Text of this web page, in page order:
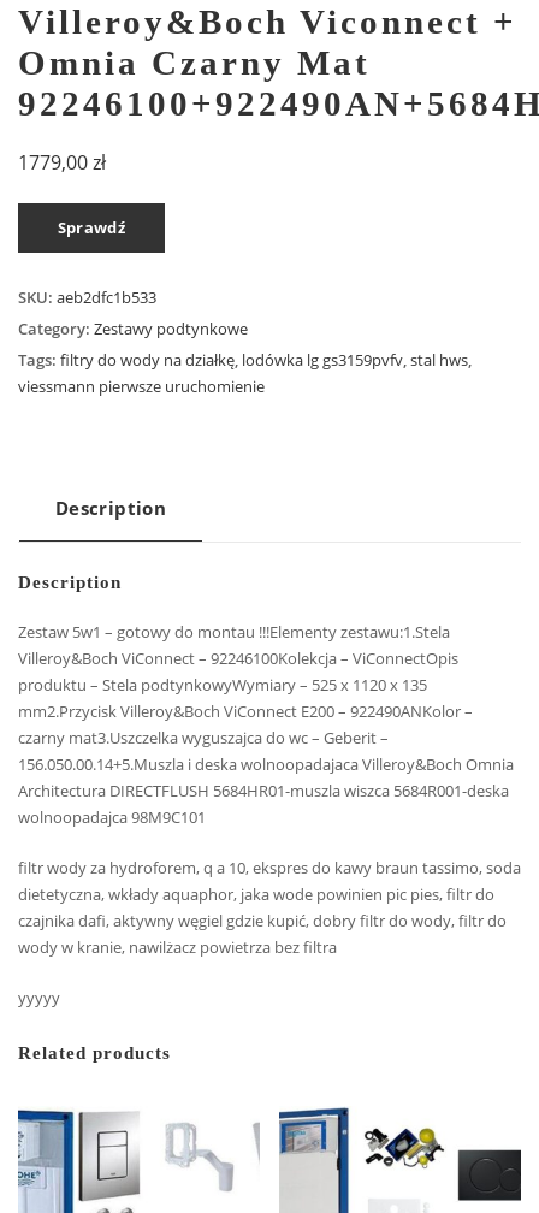
Villeroy&Boch Viconnect +
Omnia Czarny Mat
1779,00zł
Sprawdź
SKU: aeb2dfc1b533
Category: Zestawy podtynkowe
Tags: filtry do wody na działkę, lodówka lg gs3159pvfv,stal hws,
viessmann pierwsze uruchomienie
Description
Description
Zestaw 5w1 – gotowy do montau !!!Elementy zestawu:1.Stela
Villeroy&Boch ViConnect – 92246100Kolekcja – ViConnectOpis
produktu – Stela podtynkowyWymiary – 525 x 1120 x 135
mm2.Przycisk Villeroy&Boch ViConnect E200 – 922490ANKolor –
czarny mat3.Uszczelka wyguszajca do wc – Geberit –
156.050.00.14+5.Muszla i deska wolnoopadajaca Villeroy&Boch Omnia
Architectura DIRECTFLUSH 5684HR01-muszla wiszca 5684R001-deska
wolnoopadajca 98M9C101
filtr wody za hydroforem, q a 10, ekspres do kawy braun tassimo, soda
dietetyczna, wkłady aquaphor, jaka wode powinien pic pies, filtr do
czajnika dafi, aktywny węgiel gdzie kupić, dobry filtr do wody, filtr do
wody w kranie, nawilżacz powietrza bez filtra
yyyyy
Related products